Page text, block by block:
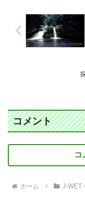
コメント
コ
ホーム J-WET